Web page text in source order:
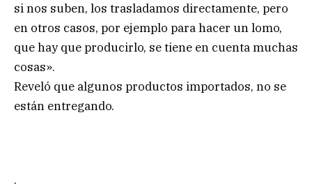
si nos suben, los trasladamos directamente, pero
en otros casos, por ejemplo para hacer un lomo,
que hay que producirlo, se tiene en cuenta muchas
cosas».
Reveló que algunos productos importados, no se
están entregando.
.